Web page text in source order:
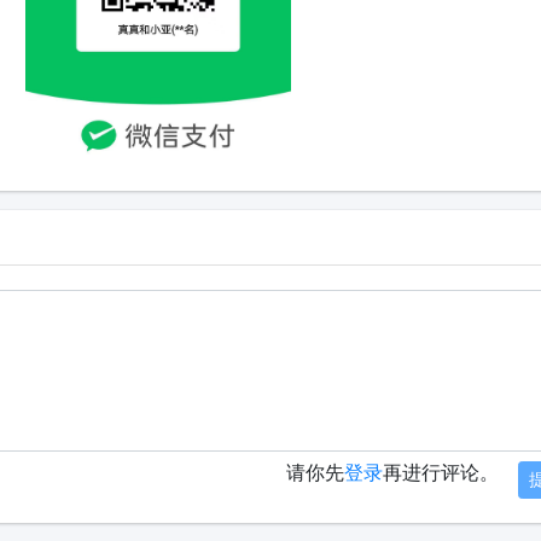
请你先登录再进行评论。